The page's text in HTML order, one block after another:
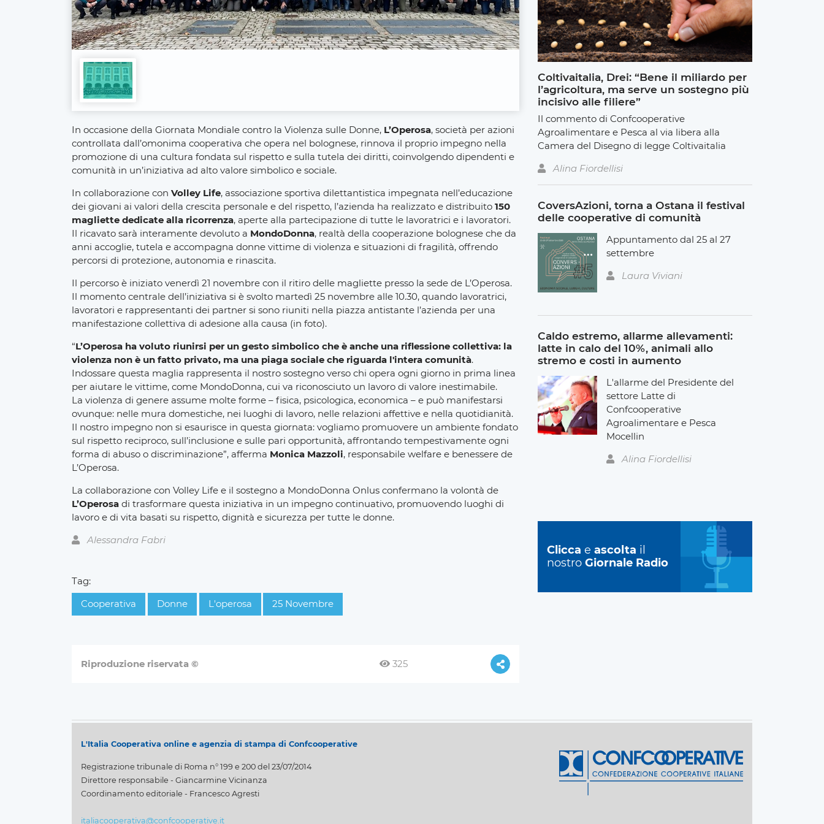
In occasione della Giornata Mondiale contro la Violenza sulle Donne, L’Operosa, società per azioni
controllata dall’omonima cooperativa che opera nel bolognese, rinnova il proprio impegno nella
promozione di una cultura fondata sul rispetto e sulla tutela dei diritti, coinvolgendo dipendenti e
comunità in un’iniziativa ad alto valore simbolico e sociale.
In collaborazione con Volley Life, associazione sportiva dilettantistica impegnata nell’educazione
dei giovani ai valori della crescita personale e del rispetto, l’azienda ha realizzato e distribuito 150
magliette dedicate alla ricorrenza, aperte alla partecipazione di tutte le lavoratrici e i lavoratori.
Il ricavato sarà interamente devoluto a MondoDonna, realtà della cooperazione bolognese che da
anni accoglie, tutela e accompagna donne vittime di violenza e situazioni di fragilità, offrendo
percorsi di protezione, autonomia e rinascita.
Il percorso è iniziato venerdì 21 novembre con il ritiro delle magliette presso la sede de L’Operosa.
Il momento centrale dell’iniziativa si è svolto martedì 25 novembre alle 10.30, quando lavoratrici,
lavoratori e rappresentanti dei partner si sono riuniti nella piazza antistante l’azienda per una
manifestazione collettiva di adesione alla causa (in foto).
“L’Operosa ha voluto riunirsi per un gesto simbolico che è anche una riflessione collettiva: la
violenza non è un fatto privato, ma una piaga sociale che riguarda l'intera comunità.
Indossare questa maglia rappresenta il nostro sostegno verso chi opera ogni giorno in prima linea
per aiutare le vittime, come MondoDonna, cui va riconosciuto un lavoro di valore inestimabile.
La violenza di genere assume molte forme – fisica, psicologica, economica – e può manifestarsi
ovunque: nelle mura domestiche, nei luoghi di lavoro, nelle relazioni affettive e nella quotidianità.
Il nostro impegno non si esaurisce in questa giornata: vogliamo promuovere un ambiente fondato
sul rispetto reciproco, sull’inclusione e sulle pari opportunità, affrontando tempestivamente ogni
forma di abuso o discriminazione”, afferma Monica Mazzoli, responsabile welfare e benessere de
L’Operosa.
La collaborazione con Volley Life e il sostegno a MondoDonna Onlus confermano la volontà de
L’Operosa di trasformare questa iniziativa in un impegno continuativo, promuovendo luoghi di
lavoro e di vita basati su rispetto, dignità e sicurezza per tutte le donne.
Alessandra Fabri
Tag:
Cooperativa
Donne L'operosa 25 Novembre
Riproduzione riservata © 325
Coltivaitalia, Drei: “Bene il miliardo per
l’agricoltura, ma serve un sostegno più
incisivo alle filiere”
Il commento di Confcooperative
Agroalimentare e Pesca al via libera alla
Camera del Disegno di legge Coltivaitalia
Alina Fiordellisi
CoversAzioni, torna a Ostana il festival
delle cooperative di comunità
Appuntamento dal 25 al 27
settembre
Laura Viviani
Caldo estremo, allarme allevamenti:
latte in calo del 10%, animali allo
stremo e costi in aumento
L'allarme del Presidente del
settore Latte di
Confcooperative
Agroalimentare e Pesca
Mocellin
Alina Fiordellisi
Clicca e ascolta il
nostro Giornale Radio
L'Italia Cooperativa online e agenzia di stampa di Confcooperative
Registrazione tribunale di Roma n° 199 e 200 del 23/07/2014
Direttore responsabile - Giancarmine Vicinanza
Coordinamento editoriale - Francesco Agresti
italiacooperativa@confcooperative.it